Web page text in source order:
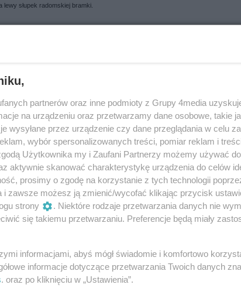
lewy słupek radomskiej bramki.
Gola do szatni zdobył Maciej Świdzikowski!!! Radomiak 1 Polonia
na ziemię, ale sędzie nie gwizdnął.
w twarz z Adianem Szadym, ale nasz bramkarz wybił na rzut rożny.
Mariusz Marczak.
się Mariusz Marczak były zawodnik Broni Radom.
celny strzał Polonii i Adrian Szady na posterunku.
Tuż po wznowieniu na boisko pad Agu. Radomiak zacznie od wolnego.
i strzał Agu, ale minimalnie nie celny.
rywala.
partnerów oraz inne podmioty z Grupy 4media
na urządzeniu oraz przetwarzamy dane osobowe, takie
wysyłane przez urządzenie czy dane przeglądania w celu
wybór spersonalizowanych treści, pomiar reklam i
Użytkownika my i Zaufani Partnerzy możemy używać
aktywnie skanować charakterystykę urządzenia do celów
prosimy o zgodę na korzystanie z tych technologii
i zawsze możesz ją zmienić/wycofać klikając przycisk
strony
. Niektóre rodzaje przetwarzania danych nie
się takiemu przetwarzaniu. Preferencje będą miały
informacjami, abyś mógł świadomie i komfortowo
informacje dotyczące przetwarzania Twoich danych
. oraz po kliknięciu w „Ustawienia”.